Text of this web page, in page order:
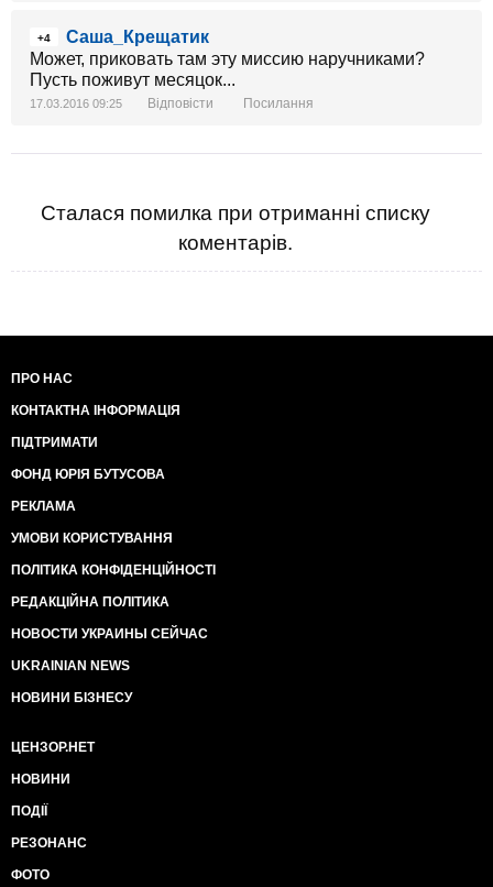
+4
Саша_Крещатик
Может, приковать там эту миссию наручниками?
Пусть поживут месяцок...
17.03.2016 09:25 Відповісти Посилання
Сталася помилка при отриманні списку
коментарів.
ПРО НАС
КОНТАКТНА ІНФОРМАЦІЯ
ПІДТРИМАТИ
ФОНД ЮРІЯ БУТУСОВА
РЕКЛАМА
УМОВИ КОРИСТУВАННЯ
ПОЛІТИКА КОНФІДЕНЦІЙНОСТІ
РЕДАКЦІЙНА ПОЛІТИКА
НОВОСТИ УКРАИНЫ СЕЙЧАС
UKRAINIAN NEWS
НОВИНИ БІЗНЕСУ
ЦЕНЗОР.НЕТ
НОВИНИ
ПОДІЇ
РЕЗОНАНС
ФОТО